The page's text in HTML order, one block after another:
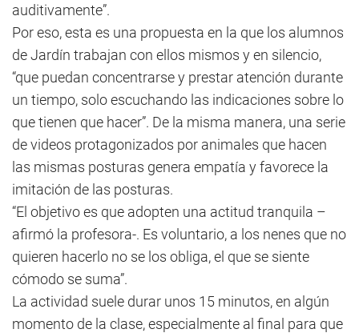
auditivamente”.
Por eso, esta es una propuesta en la que los alumnos
de Jardín trabajan con ellos mismos y en silencio,
“que puedan concentrarse y prestar atención durante
un tiempo, solo escuchando las indicaciones sobre lo
que tienen que hacer”. De la misma manera, una serie
de videos protagonizados por animales que hacen
las mismas posturas genera empatía y favorece la
imitación de las posturas.
“El objetivo es que adopten una actitud tranquila –
afirmó la profesora-. Es voluntario, a los nenes que no
quieren hacerlo no se los obliga, el que se siente
cómodo se suma”.
La actividad suele durar unos 15 minutos, en algún
momento de la clase, especialmente al final para que